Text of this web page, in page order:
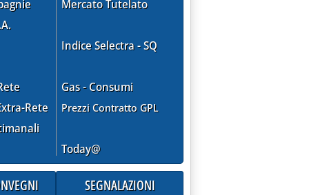
Rete
Mercato Tutelato
Indice Selectra - SQ
Gas - Consumi
Prezzi Contratto GPL
Today@
SEGNALAZIONI